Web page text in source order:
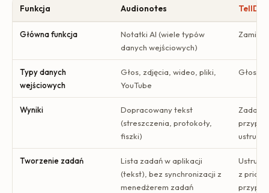
Funkcja Audionotes
Główna funkcja
Notatki AI (wiele typów
danych wejściowych)
Typy danych
wejściowych
Głos, zdjęcia, wideo, pliki,
YouTube
Głos,
Wyniki
Dopracowany tekst
(streszczenia, protokoły,
fiszki)
Tworzenie zadań
Lista zadań w aplikacji
(tekst), bez synchronizacji z
menedżerem zadań
z